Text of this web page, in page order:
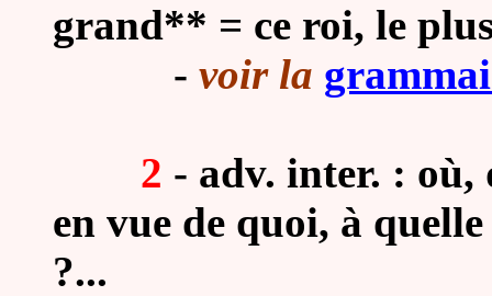
grand** = ce roi, le
- voir la
2 - adv. inter. : où,
en vue de quoi, à
?...